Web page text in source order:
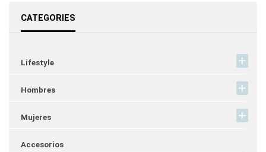
CATEGORIES
Lifestyle
Hombres
Mujeres
Accesorios